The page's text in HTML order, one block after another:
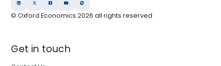
© Oxford Economics2026 all rights reserved
Get in touch